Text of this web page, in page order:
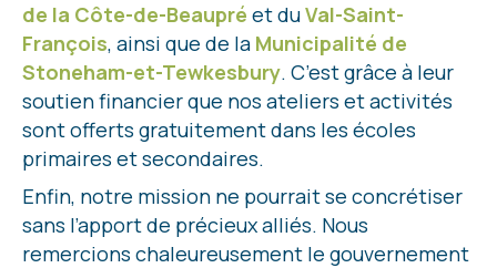
de la Côte-de-Beaupré et duVal-Saint-
François, ainsi que de la Municipalité de
Stoneham-et-Tewkesbury. C’est grâce à leur
soutien financier que nos ateliers et activités
sont offerts gratuitement dans les écoles
primaires et secondaires.
Enfin, notre mission ne pourrait se concrétiser
sans l’apport de précieux alliés. Nous
remercions chaleureusement le gouvernement